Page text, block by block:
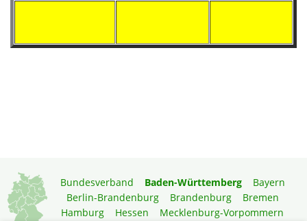
Bundesverband Baden-Württemberg
Bayern
Berlin-Brandenburg
Brandenburg
Bremen
Hamburg
Hessen Mecklenburg-Vorpommern